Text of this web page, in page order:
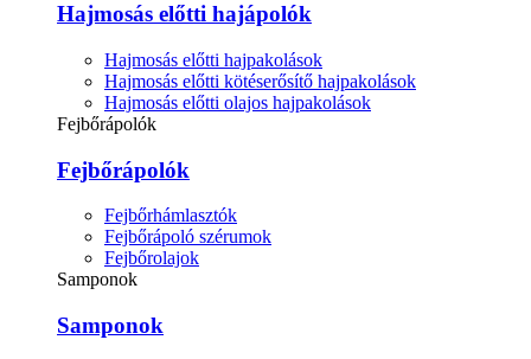
Hajmosás előtti hajápolók
Hajmosás előtti hajpakolások
Hajmosás előtti kötéserősítő hajpakolások
Hajmosás előtti olajos hajpakolások
Fejbőrápolók
Fejbőrápolók
Fejbőrhámlasztók
Fejbőrápoló szérumok
Fejbőrolajok
Samponok
Samponok